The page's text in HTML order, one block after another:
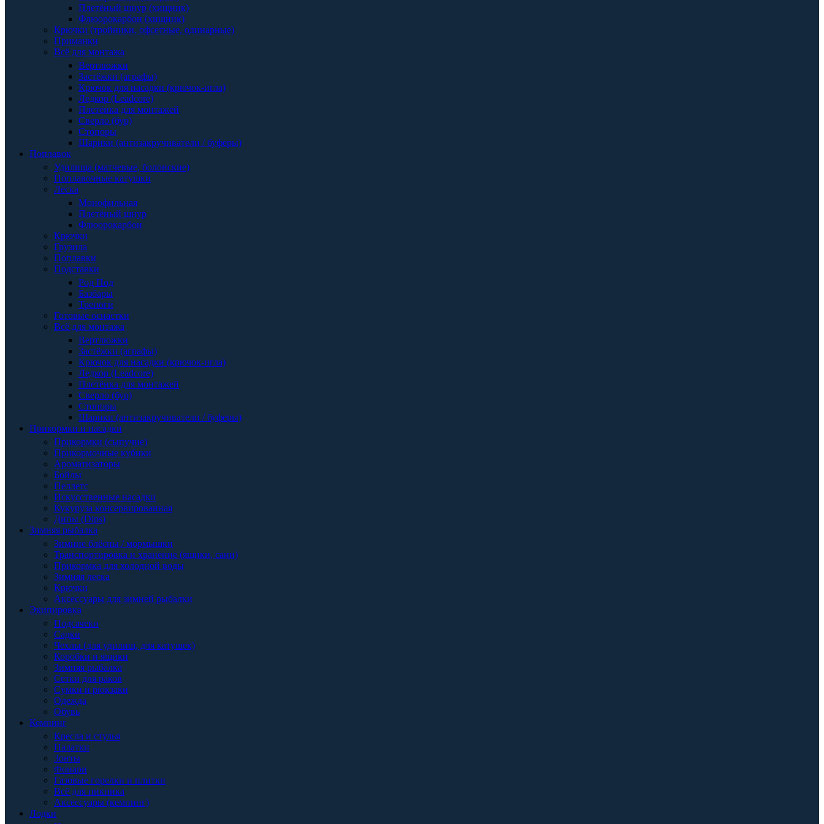
Плетёный шнур (хищник)
Флюорокарбон (хищник)
Крючки (тройники, офсетные, одинарные)
Приманки
Всё для монтажа
Вертлюжки
Застёжки (аграфы)
Крючок для насадки (крючок-игла)
Ледкор (Leadcore)
Плетёнка для монтажей
Сверло (бур)
Стопоры
Шарики (антизакручиватели / буферы)
Поплавок
Удилища (матчевые, болонские)
Поплавочные катушки
Леска
Монофильная
Плетёный шнур
Флюорокарбон
Крючки
Грузила
Поплавки
Подставки
Род Под
Базбары
Треноги
Готовые оснастки
Всё для монтажа
Вертлюжки
Застёжки (аграфы)
Крючок для насадки (крючок-игла)
Ледкор (Leadcore)
Плетёнка для монтажей
Сверло (бур)
Стопоры
Шарики (антизакручиватели / буферы)
Прикормки и насадки
Прикормки (сыпучие)
Прикормочные кубики
Ароматизаторы
Бойлы
Пеллетс
Искусственные насадки
Кукуруза консервированная
Дипы (Dips)
Зимняя рыбалка
Зимние блёсны / мормышки
Транспортировка и хранение (ящики, сани)
Прикормка для холодной воды
Зимняя леска
Крючки
Аксессуары для зимней рыбалки
Экипировка
Подсачеки
Садки
Чехлы (для удилищ, для катушек)
Коробки и ящики
Зимняя рыбалка
Сетки для раков
Сумки и рюкзаки
Одежда
Обувь
Кемпинг
Кресла и стулья
Палатки
Зонты
Фонари
Газовые горелки и плитки
Всё для пикника
Аксессуары (кемпинг)
Лодки